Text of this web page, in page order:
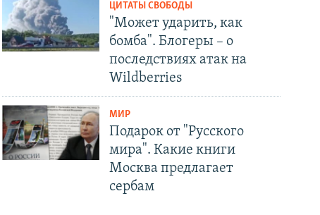
ЦИТАТЫ СВОБОДЫ
"Может ударить, как
бомба". Блогеры – о
последствиях атак на
Wildberries
МИР
Подарок от "Русского
мира". Какие книги
Москва предлагает
сербам